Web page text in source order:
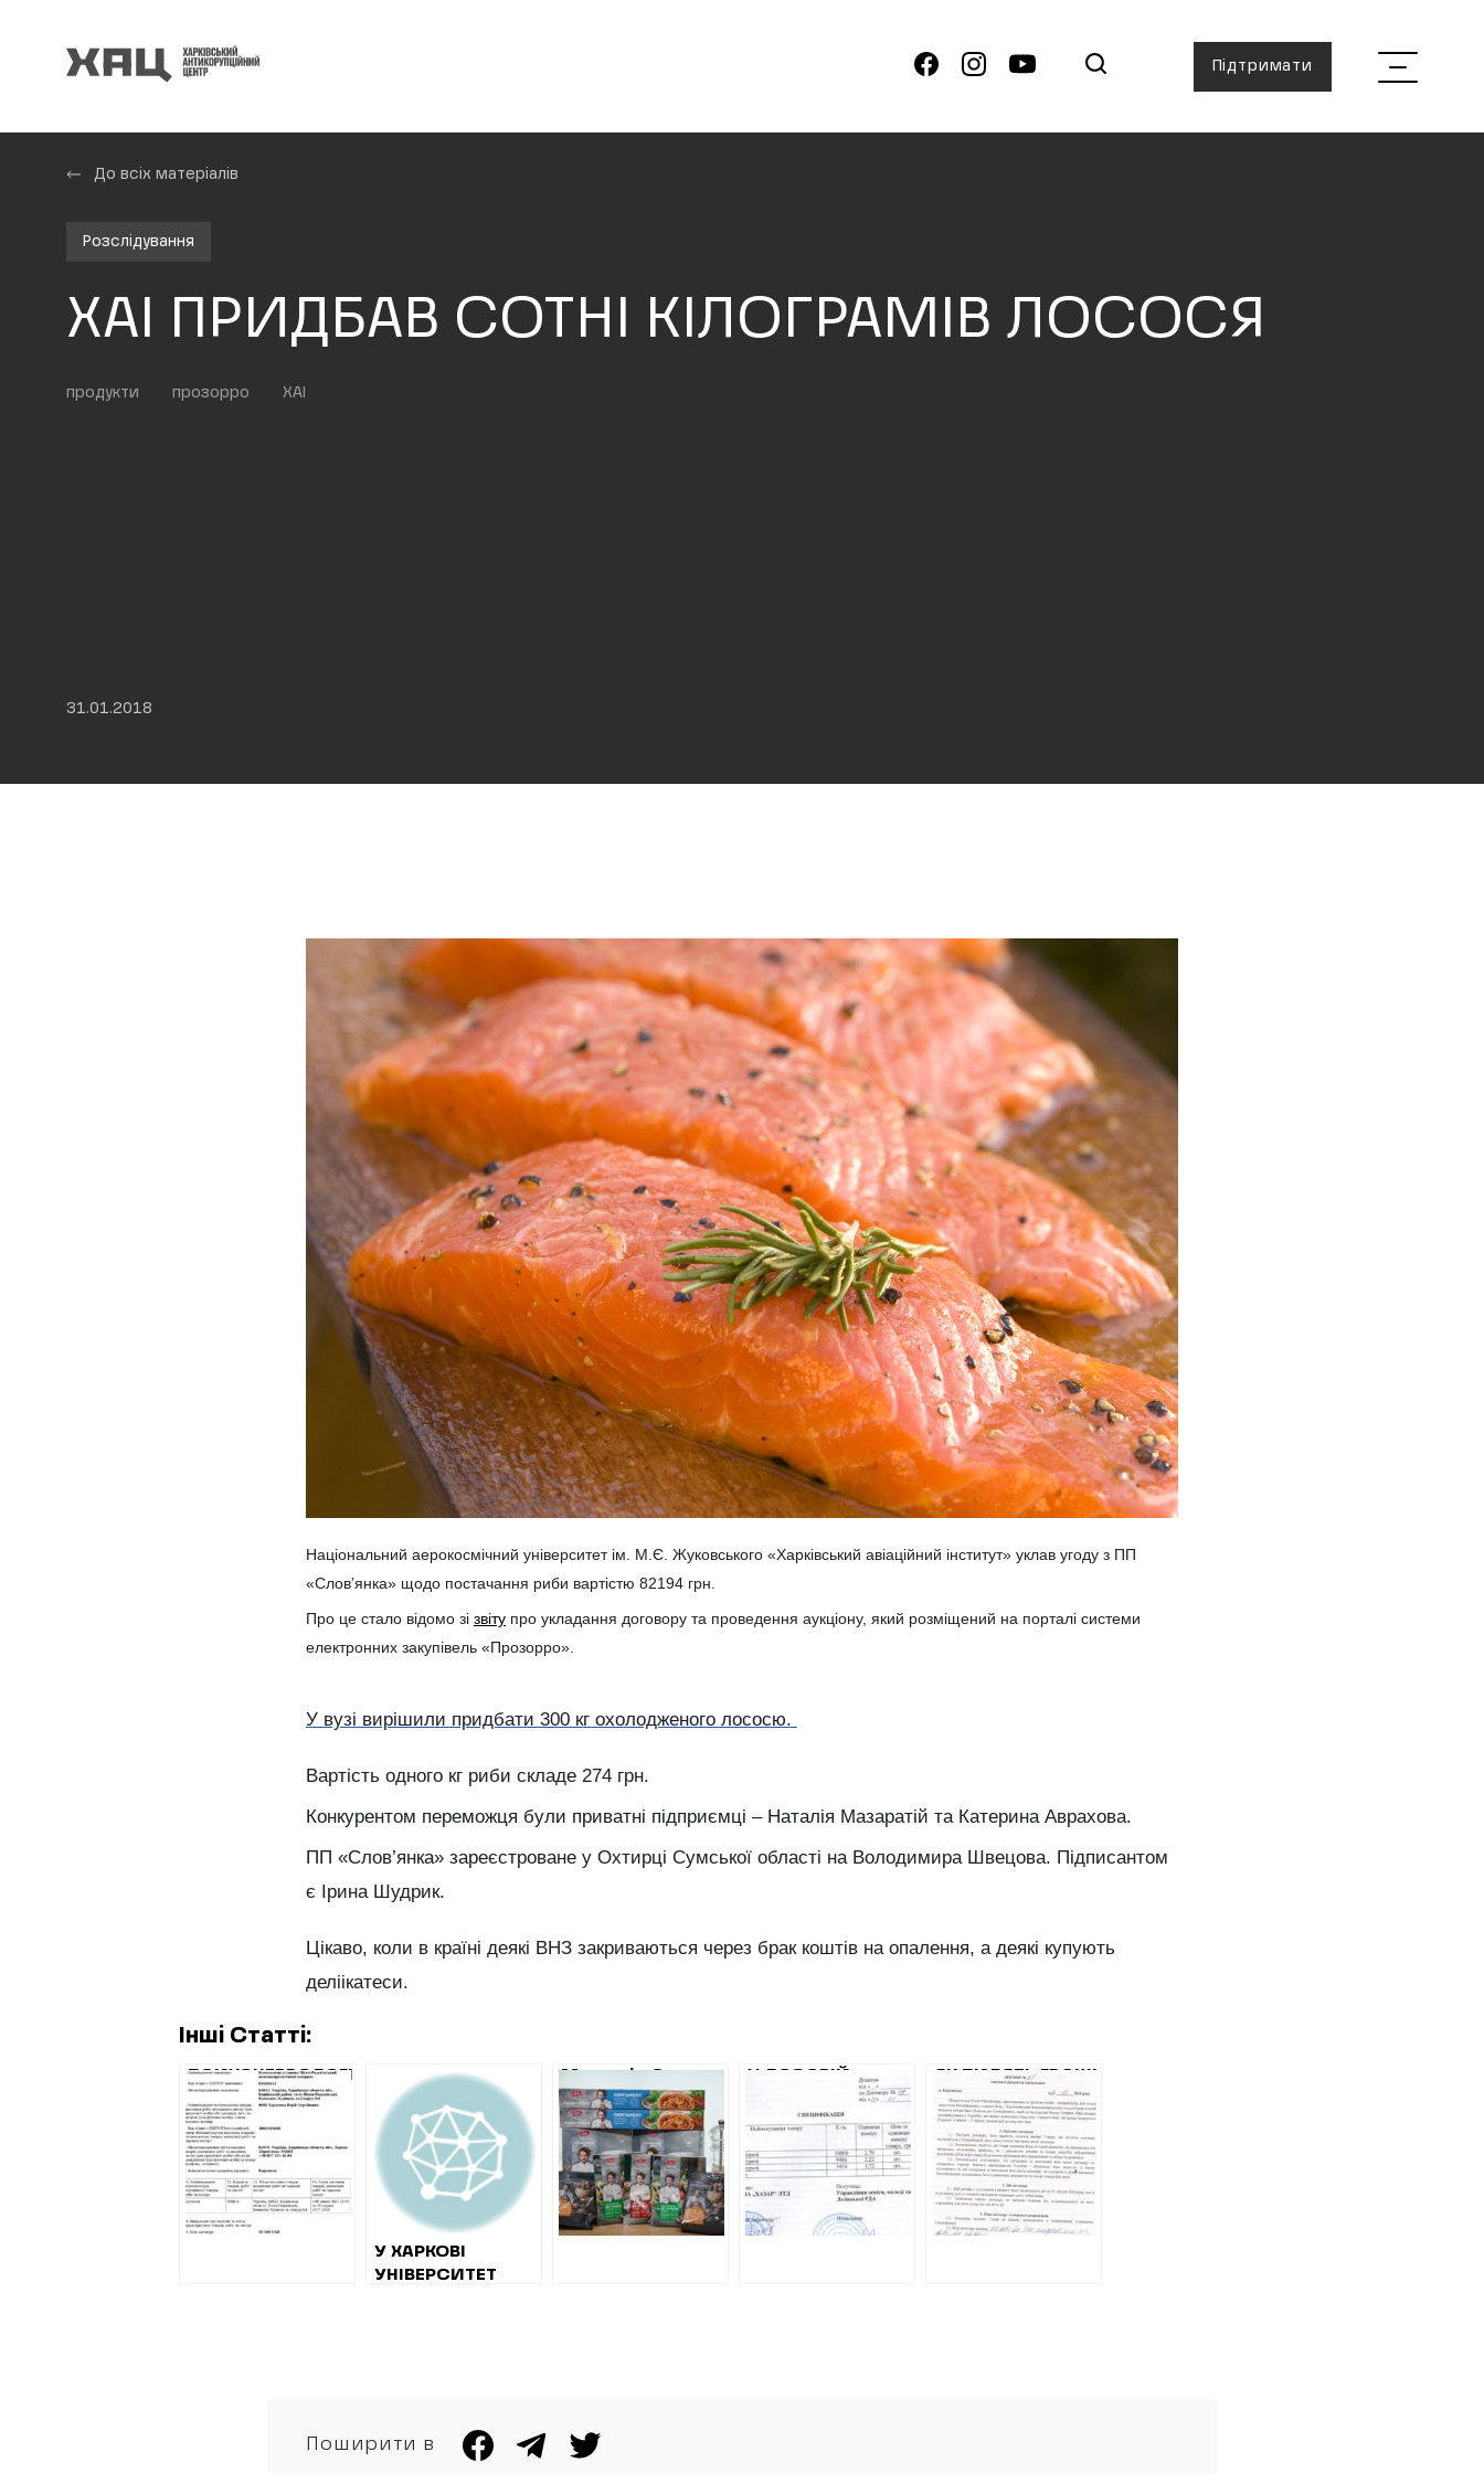
Підтримати
До всіх матеріалів
Розслідування
ХАІ ПРИДБАВ СОТНІ КІЛОГРАМІВ ЛОСОСЯ
продукти прозорро ХАІ
31.01.2018
Національний аерокосмічний університет ім. М.Є. Жуковського «Харківський авіаційний інститут» уклав угоду з ПП
«Слов’янка» щодо постачання риби вартістю 82194 грн.
Про це стало відомо зі звіту про укладання договору та проведення аукціону, який розміщений на порталі системи
електронних закупівель «Прозорро».
У вузі вирішили придбати 300 кг охолодженого лососю.
Вартість одного кг риби складе 274 грн.
Конкурентом переможця були приватні підприємці – Наталія Мазаратій та Катерина Аврахова.
ПП «Слов’янка» зареєстроване у Охтирці Сумської області на Володимира Швецова. Підписантом
є Ірина Шудрик.
Цікаво, коли в країні деякі ВНЗ закриваються через брак коштів на опалення, а деякі купують
деліікатеси.
Інші Статті:
ПСИХОНЕВРОЛОГІЧНИЙ
ІНТЕРНАТ В
БОРІВСЬКОМУ
РАЙОНІ ЗАКУПИВ
КАРТОПЛЮ ПО 11
ГРИВЕНЬ ЗА
КІЛОГРАМ, ЩО
ВДВІЧІ ДОРОЖЧЕ,
У ХАРКОВІ
УНІВЕРСИТЕТ
ПРОДУКТІВ ЗА
Меню від Євгена
Клопотенка: хто
на Харківщині
купує дорогі
приправи та
спеції
У ЛОЗОВІЙ
ПЕРЕПЛАТИЛИ НА
ЗАКУПІВЛІ ЯЄЦЬ
ЯК ПИЛЯТЬ ГРОШІ
НА ПОСТАЧАННІ
ПРОДУКТІВ У
ДИТСАДКИ
БАРВЕНКОВО
Поширити в